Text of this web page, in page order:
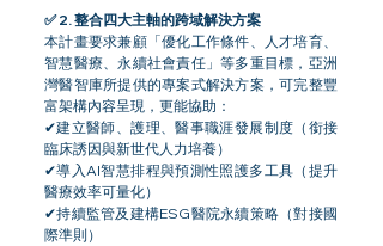
✅ 2. 整合四大主軸的跨域解決方案
本計畫要求兼顧「優化工作條件、人才培育、
智慧醫療、永續社會責任」等多重目標，亞洲
灣醫智庫所提供的專案式解決方案，可完整豐
富架構內容呈現，更能協助：
✔建立醫師、護理、醫事職涯發展制度（銜接
臨床誘因與新世代人力培養）
✔導入AI智慧排程與預測性照護多工具（提升
醫療效率可量化）
✔持續監管及建構ESG醫院永續策略（對接國
際準則）